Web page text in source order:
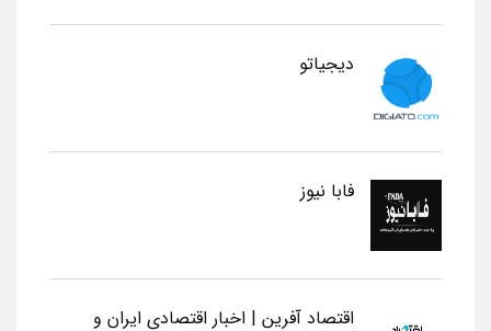
دیجیاتو
فابا نیوز
اقتصاد آفرین | اخبار اقتصادی ایران و